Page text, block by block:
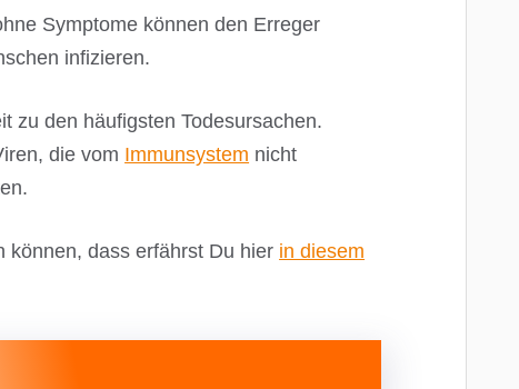
Symptome können den Erreger
infizieren.
zu den häufigsten Todesursachen.
die vom Immunsystem nicht
können, dass erfährst Du hier in diesem